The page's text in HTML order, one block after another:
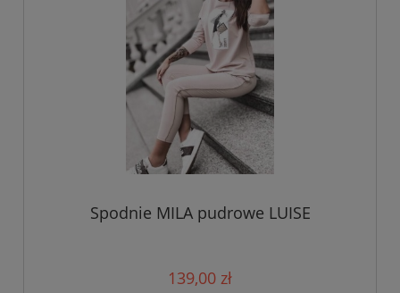
Spodnie MILA pudrowe LUISE
139,00 zł